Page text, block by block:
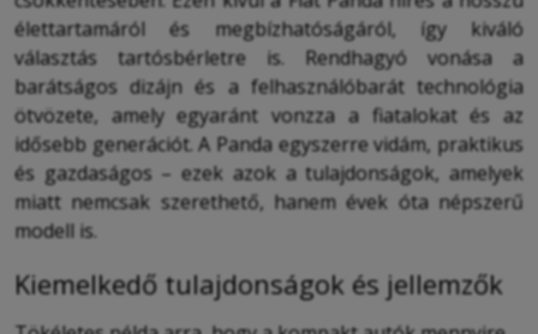
élettartamáról és megbízhatóságáról, így kiváló
választás tartósbérletre is. Rendhagyó vonása a
barátságos dizájn és a felhasználóbarát technológia
ötvözete, amely egyaránt vonzza a fiatalokat és az
idősebb generációt. A Panda egyszerre vidám, praktikus
és gazdaságos – ezek azok a tulajdonságok, amelyek
miatt nemcsak szerethető, hanem évek óta népszerű
modell is.
Kiemelkedő tulajdonságok és jellemzők